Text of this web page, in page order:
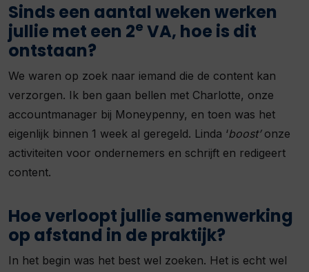
Sinds een aantal weken werken
jullie met een 2e VA, hoe is dit
ontstaan?
We waren op zoek naar iemand die de content kan
verzorgen. Ik ben gaan bellen met Charlotte, onze
accountmanager bij Moneypenny, en toen was het
eigenlijk binnen 1 week al geregeld. Linda ‘boost’ onze
activiteiten voor ondernemers en schrijft en redigeert
content.
Hoe verloopt jullie samenwerking
op afstand in de praktijk?
In het begin was het best wel zoeken. Het is echt wel